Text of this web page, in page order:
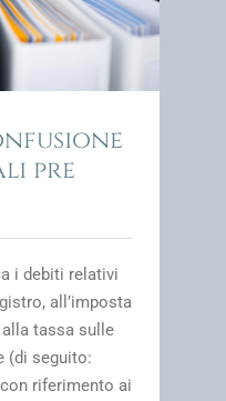
pre
i debiti relativi
all’imposta
tassa sulle
(di seguito:
riferimento ai